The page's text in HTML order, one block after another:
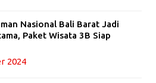
Nasional Bali Barat Jadi
Paket Wisata 3B Siap
2024